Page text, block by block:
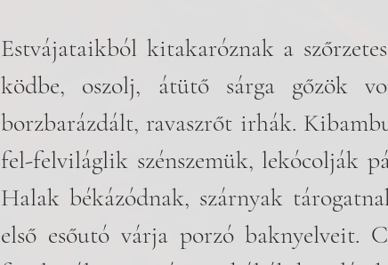
Estvájataikból kitakaróznak a
ködbe, oszolj, átütő sárga gőzök
borzbarázdált, ravaszrőt irhák.
fel-felviláglik szénszemük, lekócolják
Halak békázódnak, szárnyak
első esőutó várja porzó baknyelveit.